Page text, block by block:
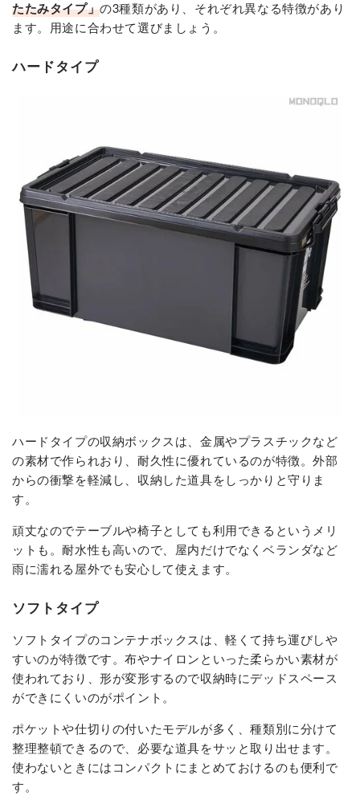
たたみタイプ」の3種類があり、それぞれ異なる特徴があり
ます。用途に合わせて選びましょう。
ハードタイプ
ハードタイプの収納ボックスは、金属やプラスチックなど
の素材で作られおり、耐久性に優れているのが特徴。外部
からの衝撃を軽減し、収納した道具をしっかりと守りま
す。
頑丈なのでテーブルや椅子としても利用できるというメリ
ットも。耐水性も高いので、屋内だけでなくベランダなど
雨に濡れる屋外でも安心して使えます。
ソフトタイプ
ソフトタイプのコンテナボックスは、軽くて持ち運びしや
すいのが特徴です。布やナイロンといった柔らかい素材が
使われており、形が変形するので収納時にデッドスペース
ができにくいのがポイント。
ポケットや仕切りの付いたモデルが多く、種類別に分けて
整理整頓できるので、必要な道具をサッと取り出せます。
使わないときにはコンパクトにまとめておけるのも便利で
す。